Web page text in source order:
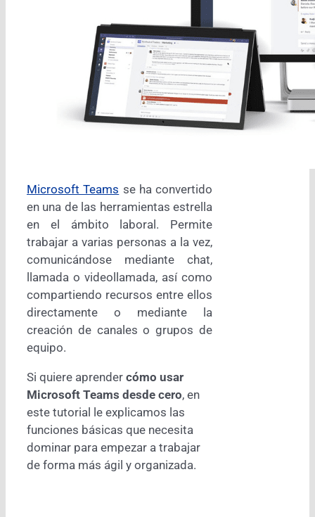
Microsoft Teams se ha convertido
en una de las herramientas estrella
en el ámbito laboral. Permite
trabajar a varias personas a la vez,
comunicándose mediante chat,
llamada o videollamada, así como
compartiendo recursos entre ellos
directamente o mediante la
creación de canales o grupos de
equipo.
Si quiere aprender cómo usar
Microsoft Teams desde cero, en
este tutorial le explicamos las
funciones básicas que necesita
dominar para empezar a trabajar
de forma más ágil y organizada.